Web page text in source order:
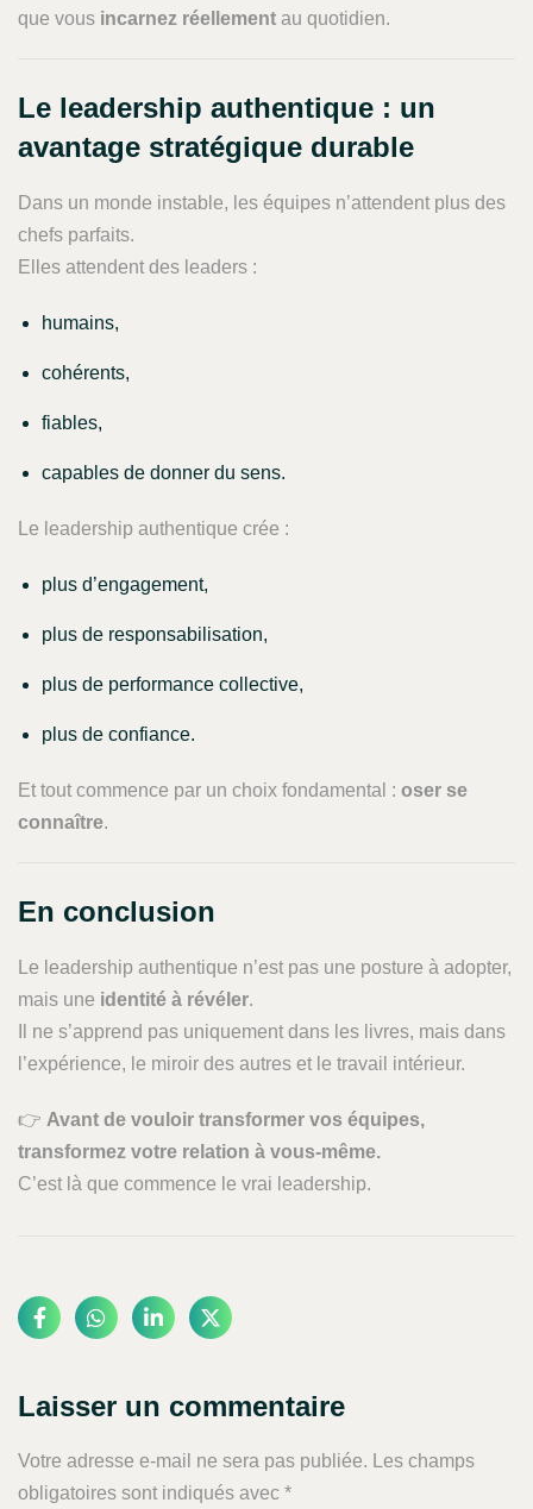
que vous incarnez réellement au quotidien.
Le leadership authentique : un
avantage stratégique durable
Dans un monde instable, les équipes n’attendent plus des
chefs parfaits.
Elles attendent des leaders :
humains,
cohérents,
fiables,
capables de donner du sens.
Le leadership authentique crée :
plus d’engagement,
plus de responsabilisation,
plus de performance collective,
plus de confiance.
Et tout commence par un choix fondamental : oser se
connaître.
En conclusion
Le leadership authentique n’est pas une posture à adopter,
mais une identité à révéler.
Il ne s’apprend pas uniquement dans les livres, mais dans
l’expérience, le miroir des autres et le travail intérieur.
👉 Avant de vouloir transformer vos équipes,
transformez votre relation à vous-même.
C’est là que commence le vrai leadership.
Laisser un commentaire
Votre adresse e-mail ne sera pas publiée.
Les champs
obligatoires sont indiqués avec *